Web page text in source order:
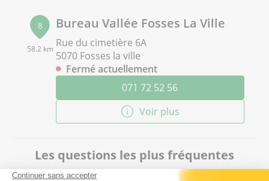
8
58.2 km
Bureau Vallée Fosses La Ville
Rue du cimetière 6A
5070 Fosses la ville
Fermé actuellement
071 72 52 56
Voir plus
Les questions les plus fréquentes